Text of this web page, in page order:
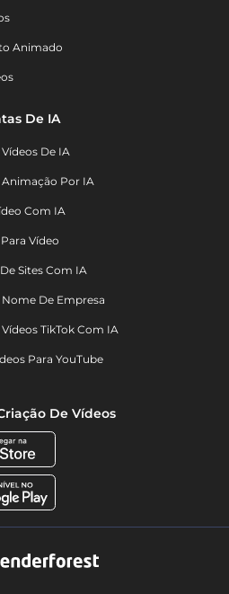
Animado
De IA
De IA
Por IA
Com IA
Vídeo
Sites Com IA
De Empresa
TikTok Com IA
Para YouTube
De Vídeos